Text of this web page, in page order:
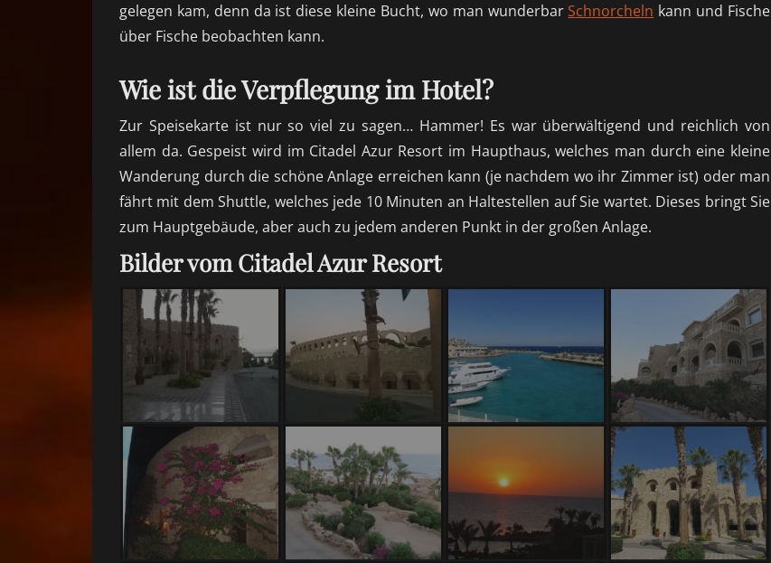
gelegen kam, denn da ist diese kleine Bucht, wo man wunderbarSchnorcheln kann und Fische
über Fische beobachten kann.
Wie ist die Verpflegung im Hotel?
Zur Speisekarte ist nurso viel zu sagen… Hammer! Es war überwältigend und reichlich von
allem da. Gespeist wird im Citadel Azur Resort im Haupthaus, welches man durch eine kleine
Wanderung durch die schöne Anlage erreichen kann (je nachdem wo ihr Zimmer ist) oder man
fährt mit dem Shuttle, welches jede 10 Minuten an Haltestellen auf Sie wartet. Dieses bringt Sie
zum Hauptgebäude, aber auch zu jedem anderen Punkt in der großen Anlage.
Bilder vom Citadel Azur Resort